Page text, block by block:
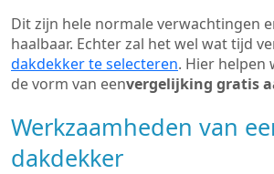
Dit zijn hele normale verwachtingen
haalbaar. Echter zal het wel wat tijd
dakdekker te selecteren. Hier helpen
de vorm van eenvergelijking gratis
Werkzaamheden van
dakdekker